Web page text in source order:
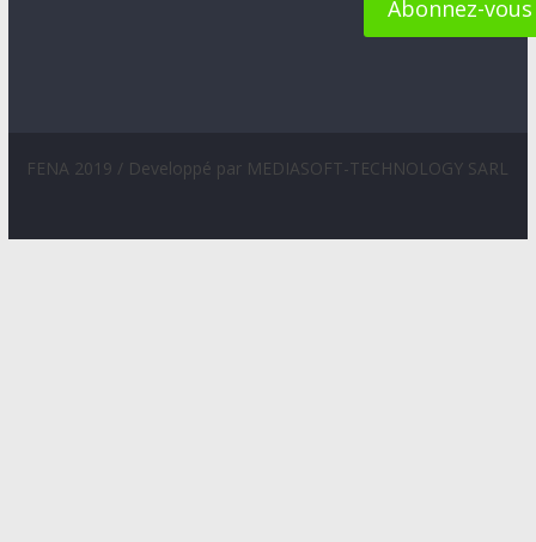
FENA 2019 / Developpé par MEDIASOFT-TECHNOLOGY SARL